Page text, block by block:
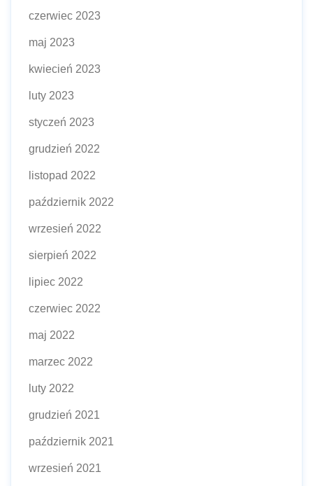
czerwiec 2023
maj 2023
kwiecień 2023
luty 2023
styczeń 2023
grudzień 2022
listopad 2022
październik 2022
wrzesień 2022
sierpień 2022
lipiec 2022
czerwiec 2022
maj 2022
marzec 2022
luty 2022
grudzień 2021
październik 2021
wrzesień 2021